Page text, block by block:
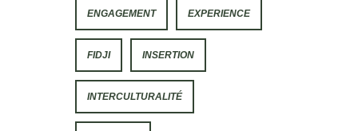
ENGAGEMENT EXPERIENCE
FIDJI INSERTION
INTERCULTURALITÉ